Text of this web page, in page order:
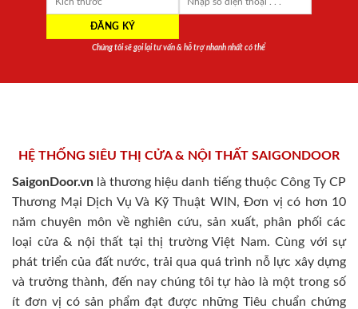
Chúng tôi sẽ gọi lại tư vấn & hỗ trợ nhanh nhất có thể
HỆ THỐNG SIÊU THỊ CỬA & NỘI THẤT SAIGONDOOR
SaigonDoor.vn là thương hiệu danh tiếng thuộc Công Ty CP
Thương Mại Dịch Vụ Và Kỹ Thuật WIN, Đơn vị có hơn 10
năm chuyên môn về nghiên cứu, sản xuất, phân phối các
loại cửa & nội thất tại thị trường Việt Nam. Cùng với sự
phát triển của đất nước, trải qua quá trình nỗ lực xây dựng
và trưởng thành, đến nay chúng tôi tự hào là một trong số
ít đơn vị có sản phẩm đạt được những Tiêu chuẩn chứng